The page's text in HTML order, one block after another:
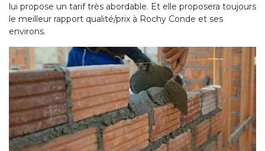
lui propose un tarif très abordable. Et elle proposera toujours
le meilleur rapport qualité/prix à Rochy Conde et ses
environs.